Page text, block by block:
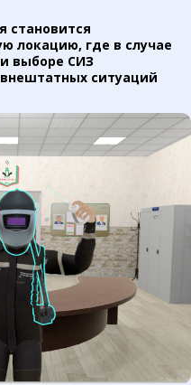
становится
локацию, где в случае
выборе СИЗ
ситуаций